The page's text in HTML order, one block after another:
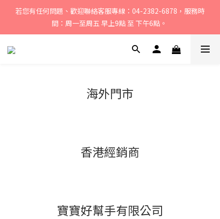
若您有任何問題、歡迎聯絡客服專線：04-2382-6878，服務時
間：周一至周五 早上9點 至 下午6點。
若您有任何問題、歡迎聯絡客服專線：04-2382-6878，服務時
間：周一至周五 早上9點 至 下午6點。
戶外咖 點我加@pamabeoutdoor LINE好友，領見面禮200元購
海外門市
香港經銷商
寶寶好幫手有限公司